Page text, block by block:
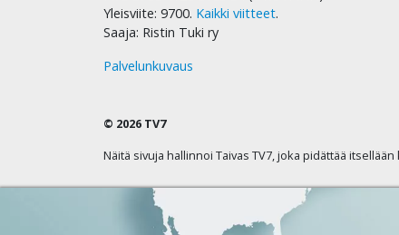
Yleisviite: 9700. Kaikki viitteet.
Saaja: Ristin Tuki ry
Palvelunkuvaus
© 2026 TV7
Näitä sivuja hallinnoi Taivas TV7, joka pidättää